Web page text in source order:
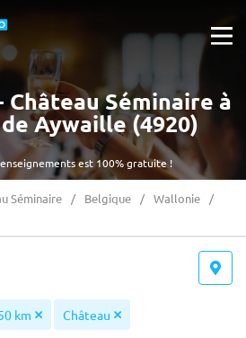
est 100% gratuite !
Séminaire à
Aywaille (4920)
Séminaire Belgique
Wallonie
km Château